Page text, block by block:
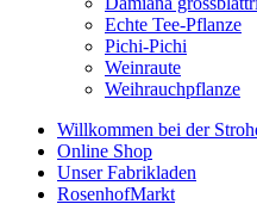
Echte Tee-Pflanze
Pichi-Pichi
Weinraute
Weihrauchpflanze
Willkommen bei der
Online Shop
Unser Fabrikladen
RosenhofMarkt